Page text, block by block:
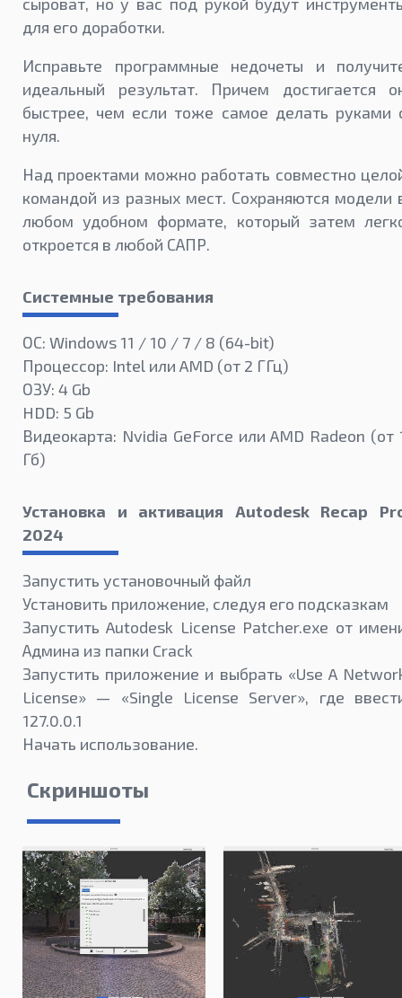
для его доработки.
Исправьте программные недочеты и
идеальный результат. Причем достигается
быстрее, чем если тоже самое делать руками
нуля.
Над проектами можно работать совместно
командой из разных мест. Сохраняются модели
любом удобном формате, который затем
откроется в любой САПР.
Системные требования
ОС: Windows 11 / 10 / 7 / 8 (64-bit)
Процессор: Intel или AMD (от 2 ГГц)
ОЗУ: 4 Gb
HDD: 5 Gb
Видеокарта: Nvidia GeForce или AMD Radeon (от
Гб)
Установка и активация Autodesk Recap
2024
Запустить установочный файл
Установить приложение, следуя его подсказкам
Запустить Autodesk License Patcher.exe от
Админа из папки Crack
Запустить приложение и выбрать «Use A
License» — «Single License Server», где
127.0.0.1
Начать использование.
Скриншоты